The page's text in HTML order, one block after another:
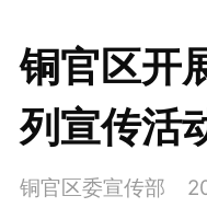
铜官区开
列宣传活
铜官区委宣传部